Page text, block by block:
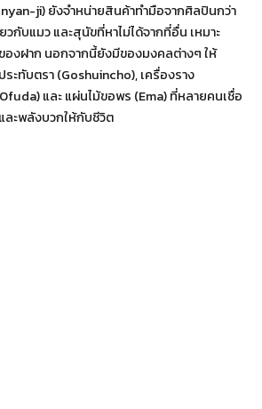
ji) ยังจำหน่ายสินค้าทำมือจากศิลปินกว่า
วกับแมว และสุนัขที่หาไม่ได้จากที่อื่น เหมาะ
องฝาก นอกจากนี้ยังมีของมงคลต่างๆ ให้
ะทับตรา (Goshuincho), เครื่องราง
และ แผ่นไม้ขอพร (Ema) ที่หลายคนเชื่อ
ละพลังบวกให้กับชีวิต